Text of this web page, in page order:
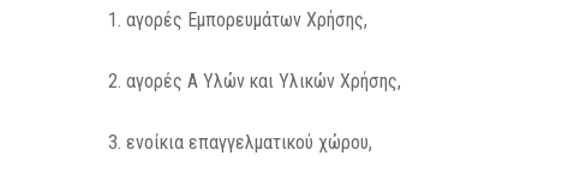
1. αγορές Εμπορευμάτων Χρήσης,
2. αγορές Α Υλών και Υλικών Χρήσης,
3. ενοίκια επαγγελματικού χώρου,